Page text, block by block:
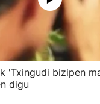
'Txingudi bizipen
digu